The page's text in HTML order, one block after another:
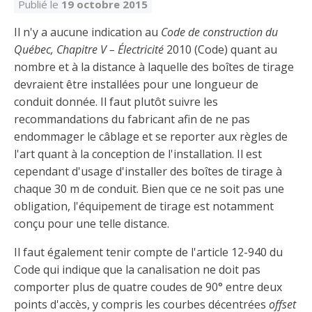
Découvrez notre campagne de
sensibilisation
Trouver un entrepreneur
Déposer une plainte
Faire affaire avec un maître électricien
Comment choisir un entrepreneur électricien
Découvrir l'espace Entrepreneurs
électriciens
Hydro-Québec
Ce
lien
s’ouvrira
dans
une
nouvelle
fenêtre
Quiz de la semaine
Avantages et privilèges
pour les membres
Ressources informationnelles
Découvrir l'espace Devenir
entrepreneur
Service Démarrer une entreprise
Ce
lien
s’ouvrira
dans
une
nouvelle
fenêtre
Documents
Formulaires, guides et autres documents
Demande de délivrance ou de modification d’une
licence d’entrepreneur
Découvrir l'espace La CMEQ
À propos de la CMEQ
Mission et historique
Instances décisionnelles
Le personnel de la CMEQ
Découvrir l'espace Formation continue
Déclarer mes heures de FCO
Ce
lien
s’ouvrira
dans
une
nouvelle
fenêtre
Centre d'expertise et de formation
À propos
Offre de formation de la CMEQ
Publié le 19 octobre 2015
Il n'y a aucune indication au Code de construction du
Québec, Chapitre V – Électricité 2010 (Code) quant au
nombre et à la distance à laquelle des boîtes de tirage
devraient être installées pour une longueur de
conduit donnée. Il faut plutôt suivre les
recommandations du fabricant afin de ne pas
endommager le câblage et se reporter aux règles de
l'art quant à la conception de l'installation. Il est
cependant d'usage d'installer des boîtes de tirage à
chaque 30 m de conduit. Bien que ce ne soit pas une
obligation, l'équipement de tirage est notamment
conçu pour une telle distance.
Il faut également tenir compte de l'article 12-940 du
Code qui indique que la canalisation ne doit pas
comporter plus de quatre coudes de 90° entre deux
points d'accès, y compris les courbes décentrées offset